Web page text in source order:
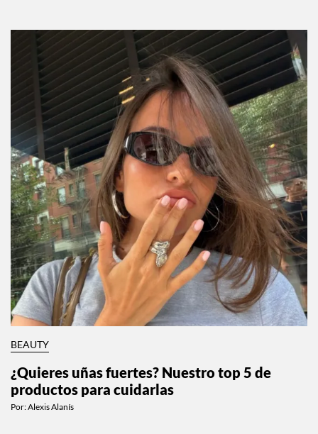
BEAUTY
¿Quieres uñas fuertes? Nuestro top 5 de
productos para cuidarlas
Por:Alexis Alanís